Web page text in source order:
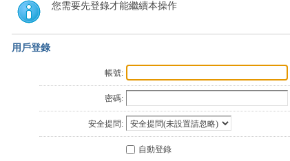
您需要先登錄才能繼續本操作
用戶登錄
帳號:
密碼:
安全提問:
自動登錄